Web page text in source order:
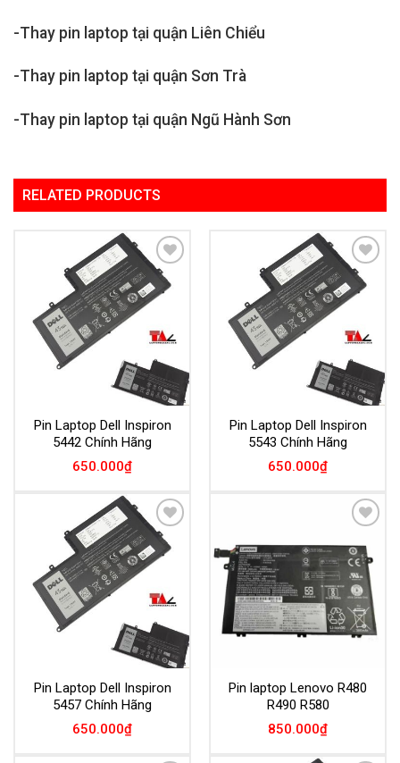
-Thay pin laptop tại quận Liên Chiểu
-Thay pin laptop tại quận Sơn Trà
-Thay pin laptop tại quận Ngũ Hành Sơn
RELATED PRODUCTS
Add to
Wishlist
Pin Laptop Dell Inspiron
5442 Chính Hãng
650.000₫
Add to
Wishlist
Pin Laptop Dell Inspiron
5543 Chính Hãng
650.000₫
Add to
Wishlist
Pin Laptop Dell Inspiron
5457 Chính Hãng
650.000₫
Wishlist
Pin laptop Lenovo R480
R490 R580
850.000₫